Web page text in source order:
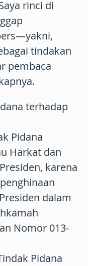
rinci di
tindakan
pembaca
terhadap
Pidana
Harkat dan
karena
dalam
Nomor 013-
Pidana